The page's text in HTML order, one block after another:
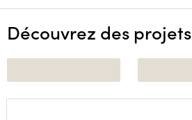
Découvrez des